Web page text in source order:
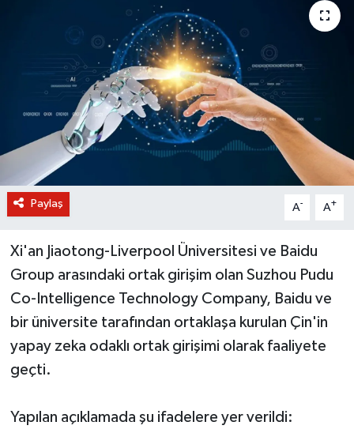
Paylaş A- A+
Xi'an Jiaotong-Liverpool Üniversitesi ve Baidu
Group arasındaki ortak girişim olan Suzhou Pudu
Co-Intelligence Technology Company, Baidu ve
bir üniversite tarafından ortaklaşa kurulan Çin'in
yapay zeka odaklı ortak girişimi olarak faaliyete
geçti.
Yapılan açıklamada şu ifadelere yer verildi:
KURUMSAL